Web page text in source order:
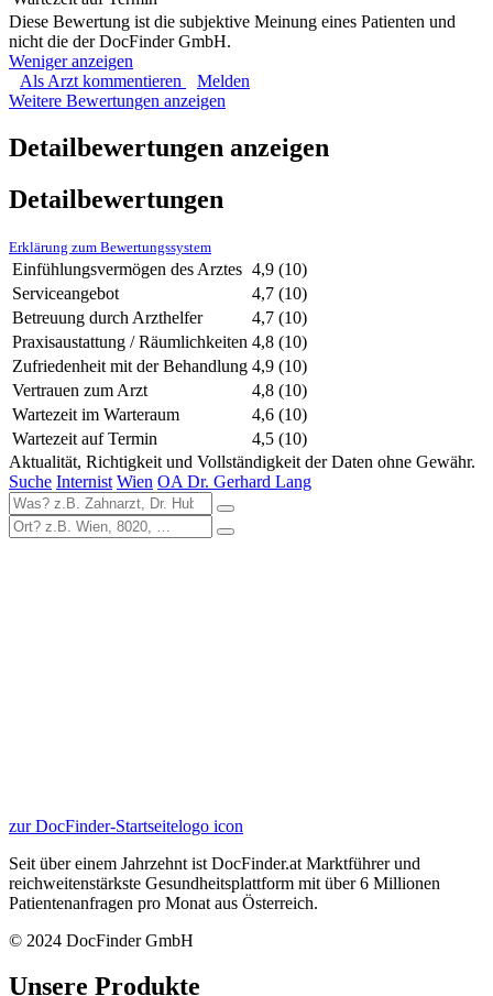
Diese Bewertung ist die subjektive Meinung eines Patienten und
nicht die der DocFinder GmbH.
Weniger anzeigen
Als Arzt kommentieren
Melden
Weitere Bewertungen anzeigen
Detailbewertungen anzeigen
Detailbewertungen
Erklärung zum Bewertungssystem
Einfühlungsvermögen des Arztes 4,9 (10)
Serviceangebot
4,7 (10)
Betreuung durch Arzthelfer
4,7 (10)
Praxisaustattung / Räumlichkeiten 4,8 (10)
Zufriedenheit mit der Behandlung 4,9 (10)
Vertrauen zum Arzt
4,8 (10)
Wartezeit im Warteraum
4,6 (10)
Wartezeit auf Termin
4,5 (10)
Aktualität, Richtigkeit und Vollständigkeit der Daten ohne Gewähr.
Suche Internist Wien OA Dr. Gerhard Lang
zur DocFinder-Startseitelogo icon
Seit über einem Jahrzehnt ist DocFinder.at Marktführer und
reichweitenstärkste Gesundheitsplattform mit über 6 Millionen
Patientenanfragen pro Monat aus Österreich.
© 2024 DocFinder GmbH
Unsere Produkte